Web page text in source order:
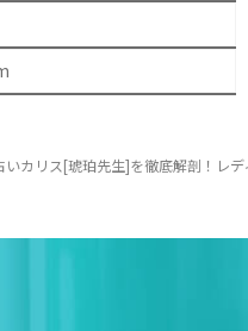
いカリス[琥珀先生]を徹底解剖！レ